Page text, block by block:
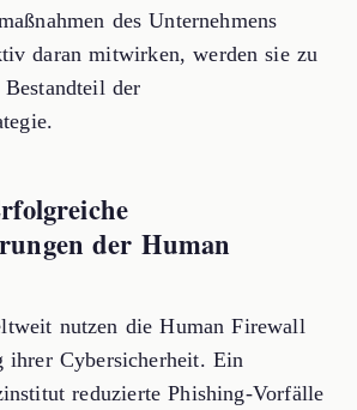
des Unternehmens
daran mitwirken, werden sie zu
der
der Human
nutzen die Human Firewall
ihrer Cybersicherheit. Ein
reduzierte Phishing-Vorfälle